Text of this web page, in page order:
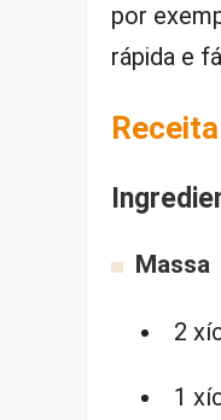
por
rápida e
Massa
2
1